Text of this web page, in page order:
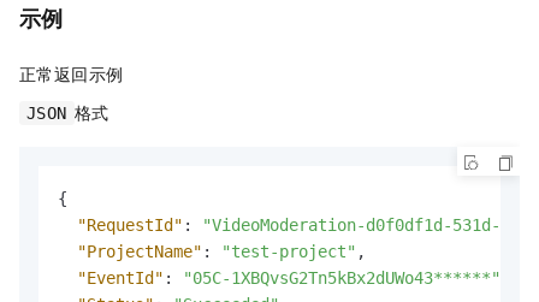
示例
正常返回示例
JSON 格式
{
"RequestId" :
"VideoModeration-d0f0df1d-531d-
"ProjectName" : "test-project" ,
"EventId" : "05C-1XBQvsG2Tn5kBx2dUWo43******"